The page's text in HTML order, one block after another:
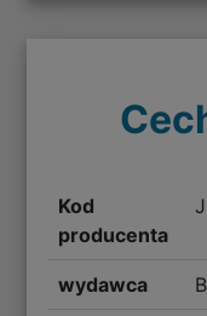
Kod
producenta
wydawca